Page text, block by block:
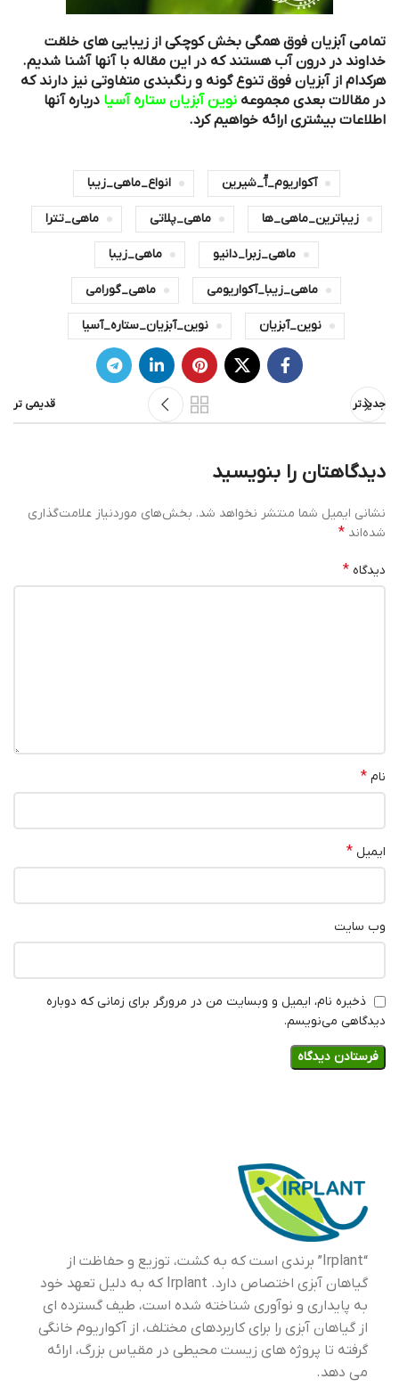
تمامی آبزیان فوق همگی بخش کوچکی از زیبایی های خلقت
خداوند در درون آب هستند که در این مقاله با آنها آشنا شدیم.
هرکدام از آبزیان فوق تنوع گونه و رنگبندی متفاوتی نیز دارند که
در مقالات بعدی مجموعه نوین آبزیان ستاره آسیا درباره آنها
اطلاعات بیشتری ارائه خواهیم کرد.
آکواریوم_آّ_شیرین انواع_ماهی_زیبا
زیباترین_ماهی_ها ماهی_پلاتی ماهی_تترا
ماهی_زبرا_دانیو ماهی_زیبا
ماهی_زیبا_آکواریومی ماهی_گورامی
نوین_آبزیان نوین_آبزیان_ستاره_آسیا
جدیدتر قدیمی تر
دیدگاهتان را بنویسید
نشانی ایمیل شما منتشر نخواهد شد. بخش‌های موردنیاز علامت‌گذاری
شده‌اند *
دیدگاه *
نام *
ایمیل *
وب‌ سایت
ذخیره نام، ایمیل و وبسایت من در مرورگر برای زمانی که دوباره
دیدگاهی می‌نویسم.
“Irplant” برندی است که به کشت، توزیع و حفاظت از
گیاهان آبزی اختصاص دارد. Irplant که به دلیل تعهد خود
به پایداری و نوآوری شناخته شده است، طیف گسترده ای
از گیاهان آبزی را برای کاربردهای مختلف، از آکواریوم خانگی
گرفته تا پروژه های زیست محیطی در مقیاس بزرگ، ارائه
می دهد.